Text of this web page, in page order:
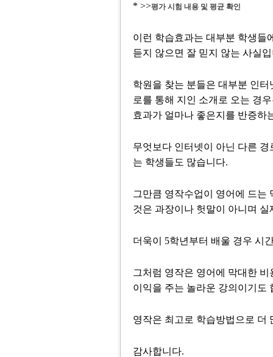
* >>평가 시험 내용 및 평균 확인
이런 학습효과는 대부분 학생들
듣지 않으면 잘 믿지 않는 사실
학원을 찾는 분들은 대부분 인
로를 통해 지인 소개로 오는 경
효과가 얼마나 좋은지를 반증하
무엇보다 인터넷이 아닌 다른
는 학생들도 많습니다.
그만큼 영작수업이 영어에 드는
것은 과장이나 헛말이 아니며
더욱이 5학년부터 배울 경우 시
그처럼 영작은 영어에 막대한
이익을 주는 놀라운 강의이기도
영작은 최고로 학습방법으로 더
감사합니다.